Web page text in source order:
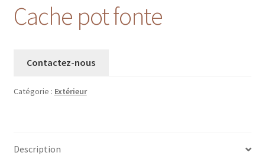
Cache pot fonte
Contactez-nous
Catégorie : Extérieur
Description